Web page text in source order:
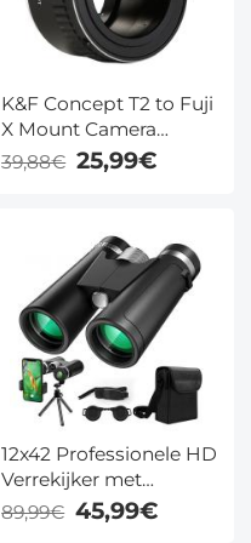
K&F Concept T2 to Fuji
X Mount Camera
Adapter
39,88€ 25,99€
12x42 Professionele HD
Verrekijker met
Telefoonclip en Statief,
Nachtzicht Bij Weinig
89,99€ 45,99€